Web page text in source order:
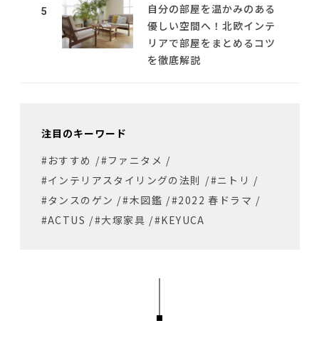
5
自分の部屋を温かみのある
優しい空間へ！北欧インテ
リアで部屋をまとめるコツ
を徹底解説
注目のキーワード
#おすすめ /#ファニタメ /
#インテリアスタイリングの法則 /#ニトリ /
#タンスのゲン /#木図鑑 /#2022 春ドラマ /
#ACTUS /#大塚家具 /#KEYUCA